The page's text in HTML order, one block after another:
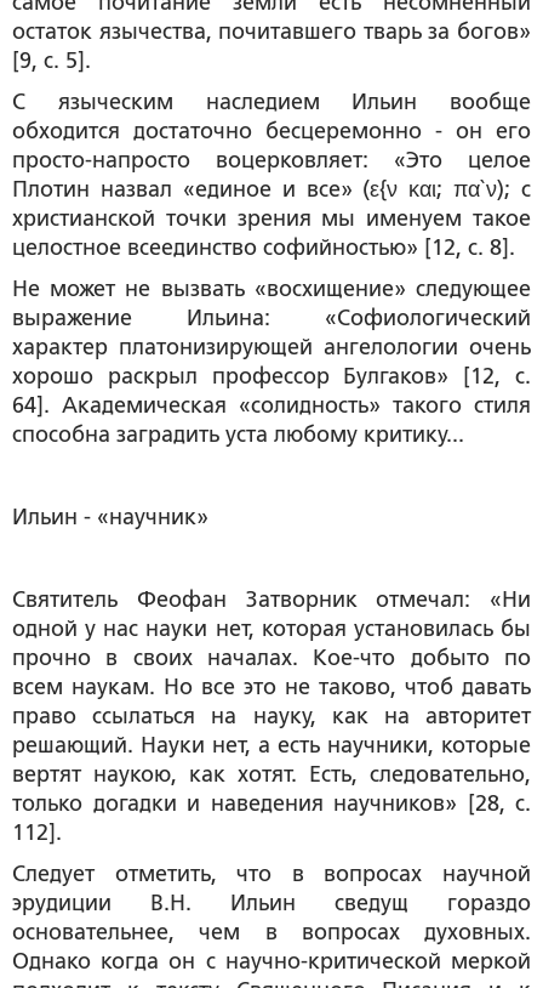
остаток язычества, почитавшего тварь за богов»
[9, с. 5].
С языческим наследием Ильин вообще
обходится достаточно бесцеремонно - он его
просто-напросто воцерковляет: «Это целое
Плотин назвал «единое и все» (ε{ν και; πα`ν); с
христианской точки зрения мы именуем такое
целостное всеединство софийностью» [12, с. 8].
Не может не вызвать «восхищение» следующее
выражение Ильина: «Софиологический
характер платонизирующей ангелологии очень
хорошо раскрыл профессор Булгаков» [12, с.
64]. Академическая «солидность» такого стиля
способна заградить уста любому критику...
Ильин - «научник»
Святитель Феофан Затворник отмечал: «Ни
одной у нас науки нет, которая установилась бы
прочно в своих началах. Кое-что добыто по
всем наукам. Но все это не таково, чтоб давать
право ссылаться на науку, как на авторитет
решающий. Науки нет, а есть научники, которые
вертят наукою, как хотят. Есть, следовательно,
только догадки и наведения научников» [28, с.
112].
Следует отметить, что в вопросах научной
эрудиции В.Н. Ильин сведущ гораздо
основательнее, чем в вопросах духовных.
Однако когда он с научно-критической меркой